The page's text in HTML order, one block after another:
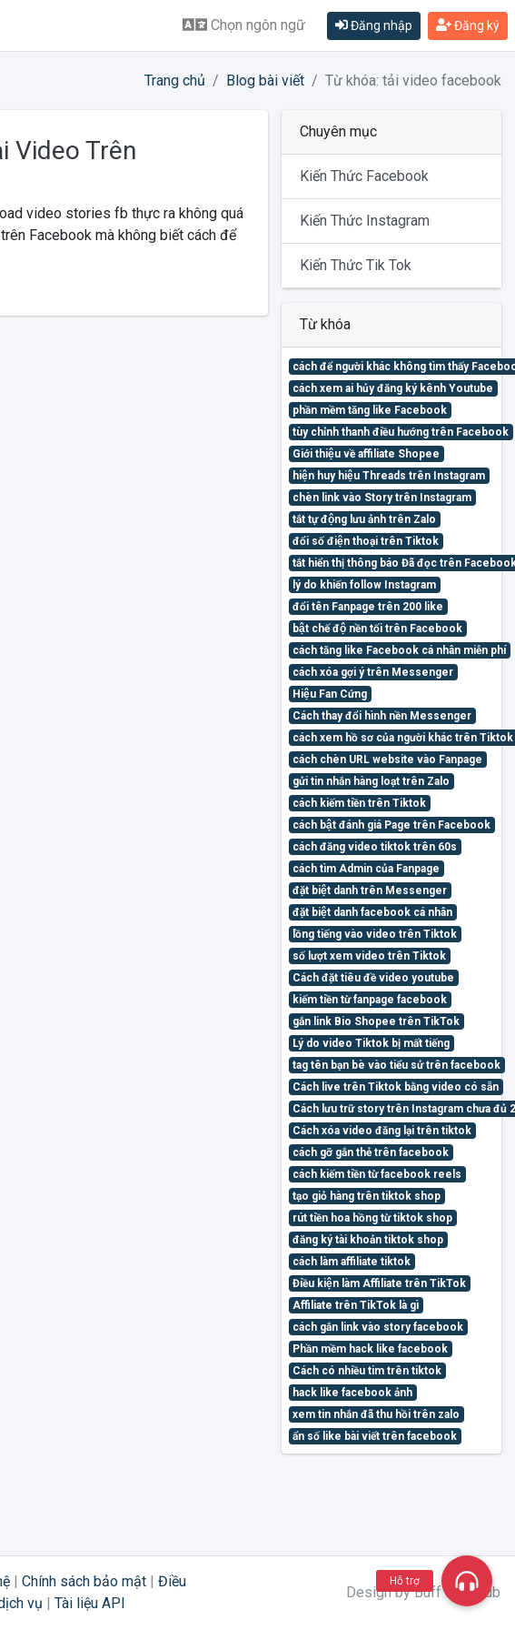
Chọn ngôn ngữ Đăng nhập Đăng ký
Trang chủ Blog bài viết Từ khóa: tải video facebook
Video Trên
video stories fb thực ra không quá
Facebook mà không biết cách để
Chuyên mục
Kiến Thức Facebook
Kiến Thức Instagram
Kiến Thức Tik Tok
Từ khóa
cách để người khác không tìm thấy
cách xem ai hủy đăng ký kênh Youtube
phần mềm tăng like Facebook
tùy chỉnh thanh điều hướng trên Facebook
Giới thiệu về affiliate Shopee
hiện huy hiệu Threads trên Instagram
chèn link vào Story trên Instagram
tắt tự động lưu ảnh trên Zalo
đổi số điện thoại trên Tiktok
tắt hiển thị thông báo Đã đọc trên
lý do khiến follow Instagram
đổi tên Fanpage trên 200 like
bật chế độ nền tối trên Facebook
cách tăng like Facebook cá nhân miễn phí
cách xóa gợi ý trên Messenger
Hiệu Fan Cứng
Cách thay đổi hình nền Messenger
cách xem hồ sơ của người khác trên
cách chèn URL website vào Fanpage
gửi tin nhắn hàng loạt trên Zalo
cách kiếm tiền trên Tiktok
cách bật đánh giá Page trên Facebook
cách đăng video tiktok trên 60s
cách tìm Admin của Fanpage
đặt biệt danh trên Messenger
đặt biệt danh facebook cá nhân
lồng tiếng vào video trên Tiktok
số lượt xem video trên Tiktok
Cách đặt tiêu đề video youtube
kiếm tiền từ fanpage facebook
gắn link Bio Shopee trên TikTok
Lý do video Tiktok bị mất tiếng
tag tên bạn bè vào tiểu sử trên facebook
Cách live trên Tiktok bằng video có sẵn
Cách lưu trữ story trên Instagram chưa đủ
Cách xóa video đăng lại trên tiktok
cách gỡ gắn thẻ trên facebook
cách kiếm tiền từ facebook reels
tạo giỏ hàng trên tiktok shop
rút tiền hoa hồng từ tiktok shop
đăng ký tài khoản tiktok shop
cách làm affiliate tiktok
Điều kiện làm Affiliate trên TikTok
Affiliate trên TikTok là gì
cách gắn link vào story facebook
Phần mềm hack like facebook
Cách có nhiều tim trên tiktok
hack like facebook ảnh
xem tin nhắn đã thu hồi trên zalo
ẩn số like bài viết trên facebook
|Chính sách bảo mật |Điều
vụ |Tài liệu API
Design by Buff Like Sub
Hỗ trợ